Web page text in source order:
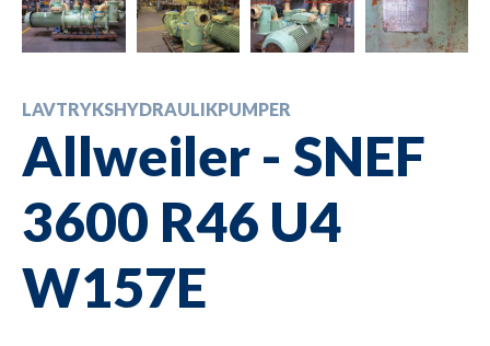
LAVTRYKSHYDRAULIKPUMPER
Allweiler - SNEF
3600 R46 U4
W157E